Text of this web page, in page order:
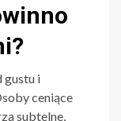
gustu i
ceniące
subtelne,